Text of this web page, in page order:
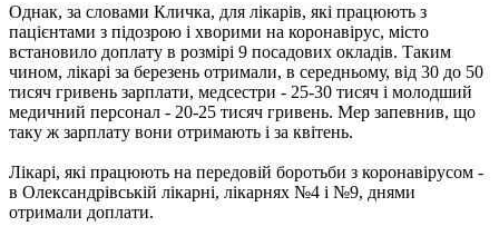
Однак, за словами Кличка, для лікарів, які працюють з
пацієнтами з підозрою і хворими на коронавірус, місто
встановило доплату в розмірі 9 посадових окладів. Таким
чином, лікарі за березень отримали, в середньому, від 30 до 50
тисяч гривень зарплати, медсестри - 25-30 тисяч і молодший
медичний персонал - 20-25 тисяч гривень. Мер запевнив, що
таку ж зарплату вони отримають і за квітень.
Лікарі, які працюють на передовій боротьби з коронавірусом -
в Олександрівській лікарні, лікарнях №4 і №9, днями
отримали доплати.